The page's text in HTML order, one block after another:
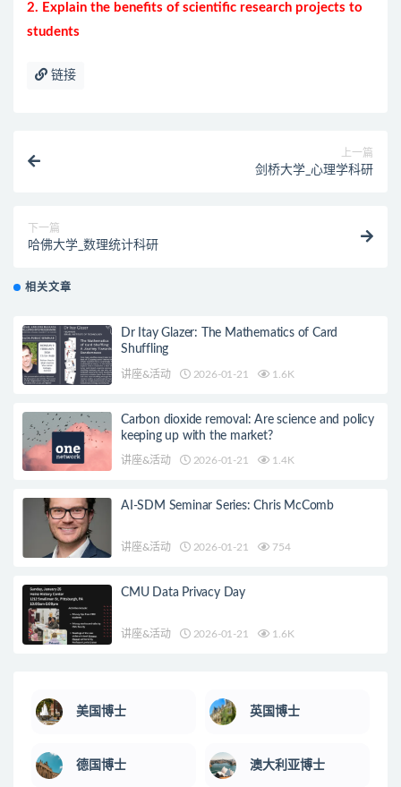
2. Explain the benefits of scientific research projects to
students
链接
上一篇
剑桥大学_心理学科研
下一篇
哈佛大学_数理统计科研
相关文章
Dr Itay Glazer: The Mathematics of Card
Shuffling
讲座&活动 2026-01-21 1.6K
Carbon dioxide removal: Are science and policy
keeping up with the market?
讲座&活动 2026-01-21 1.4K
AI-SDM Seminar Series: Chris McComb
讲座&活动 2026-01-21 754
CMU Data Privacy Day
讲座&活动 2026-01-21 1.6K
美国博士 英国博士
德国博士 澳大利亚博士